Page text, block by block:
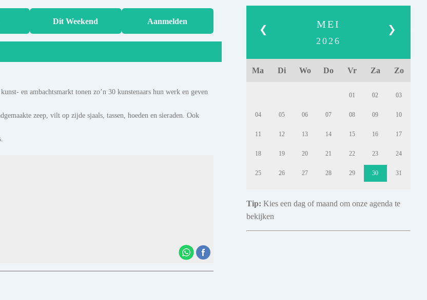
Dit Weekend Aanmelden
en ambachtsmarkt tonen zo’n 30 kunstenaars hun werk en geven
zeep, vilt op zijde sjaals, tassen, hoeden en sieraden. Ook
❮ ❯
MEI
2026
Ma Di Wo Do Vr Za Zo
01 02 03
04 05 06 07 08 09 10
11 12 13 14 15 16 17
18 19 20 21 22 23 24
25 26 27 28 29 30 31
Tip: Kies een dag of maand om onze agenda te
bekijken